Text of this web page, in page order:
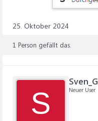
25. Oktober 2024
1 Person gefällt das.
S
Sven_G
Neuer User